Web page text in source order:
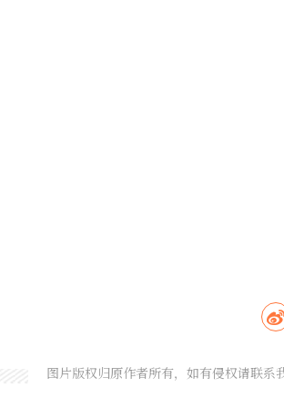
图片版权归原作者所有，如有侵权请联系